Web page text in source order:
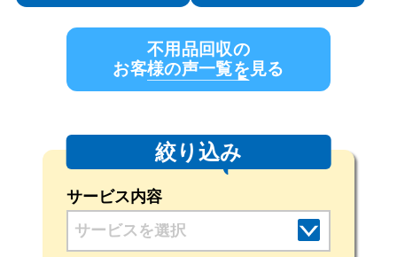
不用品回収の
お客様の声一覧を見る
絞り込み
サービス内容